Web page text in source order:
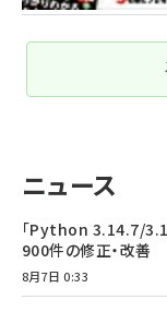
ニュース
「Python 3.14.7/
900件の修正・改善
8月7日 0:33